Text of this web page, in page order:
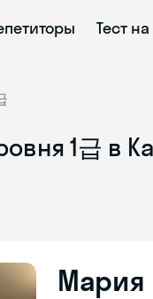
Тест
1급 в
Мария